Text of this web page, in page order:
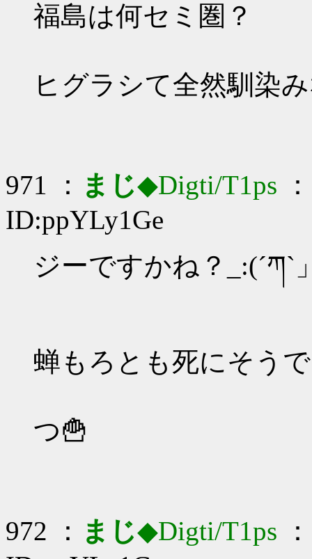
福島は何セミ圏？
ヒグラシて全然馴染
971 ： まじ◆Digti/T1ps
ID:ppYLy1Ge
ジーですかね？_:(´ཀ`
蝉もろとも死にそう
つ🍟
972 ： まじ◆Digti/T1ps